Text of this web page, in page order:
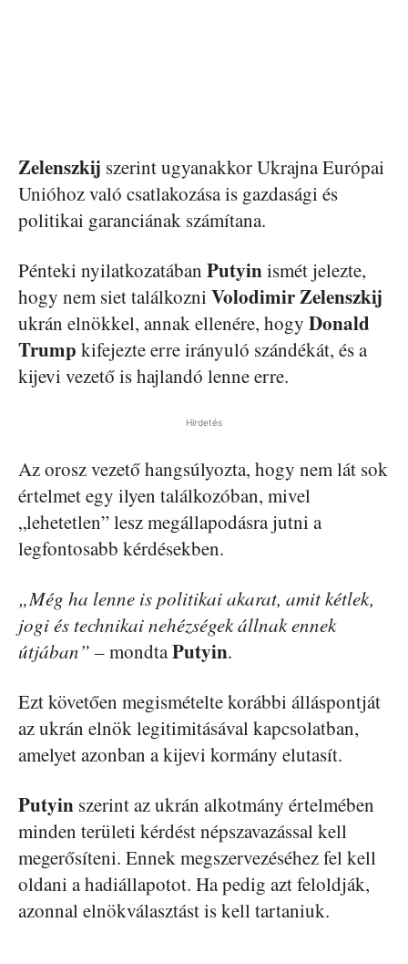
Zelenszkij szerint ugyanakkor Ukrajna Európai
Unióhoz való csatlakozása is gazdasági és
politikai garanciának számítana.
Pénteki nyilatkozatában Putyinismét jelezte,
hogy nem siet találkozni VolodimirZelenszkij
ukrán elnökkel, annak ellenére, hogy Donald
Trump kifejezte erre irányuló szándékát, és a
kijevi vezető is hajlandó lenne erre.
Hirdetés
Az orosz vezető hangsúlyozta, hogy nem lát sok
értelmet egy ilyen találkozóban, mivel
„lehetetlen” lesz megállapodásra jutni a
legfontosabb kérdésekben.
„Még ha lenne is politikai akarat, amit kétlek,
jogi és technikai nehézségek állnak ennek
útjában” – mondtaPutyin.
Ezt követően megismételte korábbi álláspontját
az ukrán elnök legitimitásával kapcsolatban,
amelyet azonban a kijevi kormány elutasít.
Putyin szerint az ukrán alkotmány értelmében
minden területi kérdést népszavazással kell
megerősíteni. Ennek megszervezéséhez fel kell
oldani a hadiállapotot. Ha pedig azt feloldják,
azonnal elnökválasztást is kell tartaniuk.